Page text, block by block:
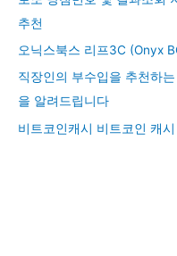
추천
오닉스북스 리프3C (Onyx
직장인의 부수입을 추천하
을 알려드립니다
비트코인캐시 비트코인 캐